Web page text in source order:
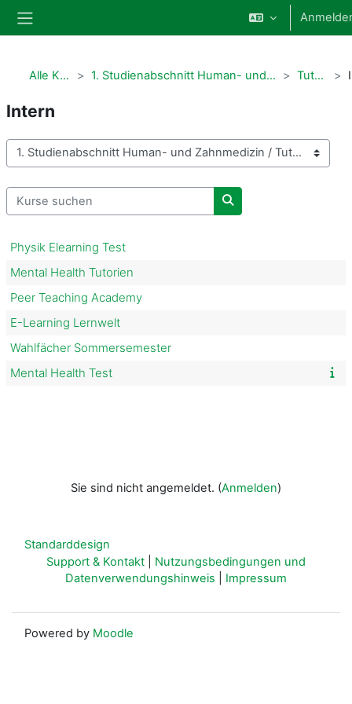
Website-Übersicht
Alle Kurse 1. Studienabschnitt Human- und Zahnmedizin Tutorien
Intern
Kursbereiche
Kurse suchen
Kurse suchen
Physik Elearning Test
Mental Health Tutorien
Peer Teaching Academy
E-Learning Lernwelt
Wahlfächer Sommersemester
Mental Health Test
Sie sind nicht angemeldet. (Anmelden)
Standarddesign
Support & Kontakt
Nutzungsbedingungen und
Datenverwendungshinweis
Impressum
Powered by Moodle